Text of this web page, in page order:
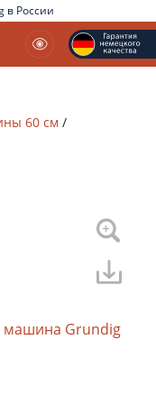
в России
60 см /